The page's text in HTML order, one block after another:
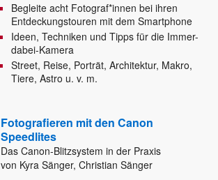
Begleite acht Fotograf*innen bei ihren
Entdeckungstouren mit dem Smartphone
Ideen, Techniken und Tipps für die Immer-
dabei-Kamera
Street, Reise, Porträt, Architektur, Makro,
Tiere, Astro u. v. m.
Fotografieren mit den Canon
Speedlites
Das Canon-Blitzsystem in der Praxis
von Kyra Sänger, Christian Sänger